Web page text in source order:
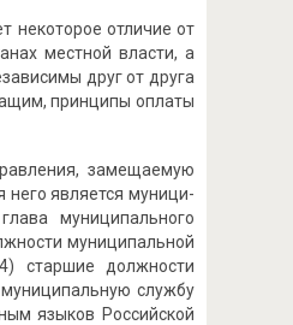
некоторое отличие от
местной власти, а
друг от друга
принципы оплаты
замещаемую
него является муници­
муниципального
муниципальной
старшие должности
службу
языков Российской